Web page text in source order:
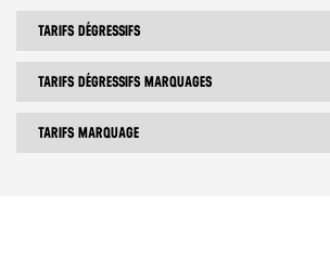
TARIFS DÉGRESSIFS
TARIFS DÉGRESSIFS MARQUAGES
TARIFS MARQUAGE